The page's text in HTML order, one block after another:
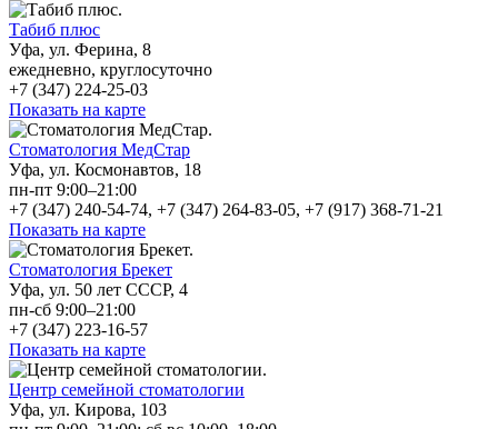
Табиб плюс
Уфа, ул. Ферина, 8
ежедневно, круглосуточно
+7 (347) 224-25-03
Показать на карте
Стоматология МедСтар
Уфа, ул. Космонавтов, 18
пн-пт 9:00–21:00
+7 (347) 240-54-74, +7 (347) 264-83-05, +7 (917) 368-71-21
Показать на карте
Стоматология Брекет
Уфа, ул. 50 лет СССР, 4
пн-сб 9:00–21:00
+7 (347) 223-16-57
Показать на карте
Центр семейной стоматологии
Уфа, ул. Кирова, 103